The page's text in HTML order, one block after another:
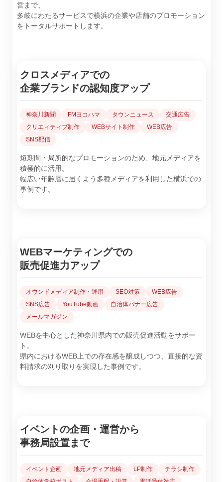
営まで、
多岐にわたるサービスで横浜の企業や店舗のプロモーション
をトータルサポートします。
クロスメディアでの
企業ブランドの認知度アップ
神奈川新聞 FMヨコハマ タウンニュース
交通広告
クリエィティブ制作
WEBサイト制作
WEB広告
SNS配信
短期間・局所的なプロモーションのため、地元メディアを
積極的に活用。
幅広い年齢層に届くよう多種メディアを利用した横浜での
事例です。
WEBマーケティングでの
販売促進力アップ
オウンドメディア制作・運用 SEO対策
WEB広告
SNS広告
YouTube動画
自治体バナー広告
メールマガジン
WEBを中心とした神奈川県内での販売促進活動をサポー
ト。
県内におけるWEB上での存在感を醸成しつつ、直接的な資
料請求の刈り取りを実現した事例です。
イベントの企画・運営から
事務局設置まで
イベント企画 地元メディア出稿 LP制作
チラシ制作